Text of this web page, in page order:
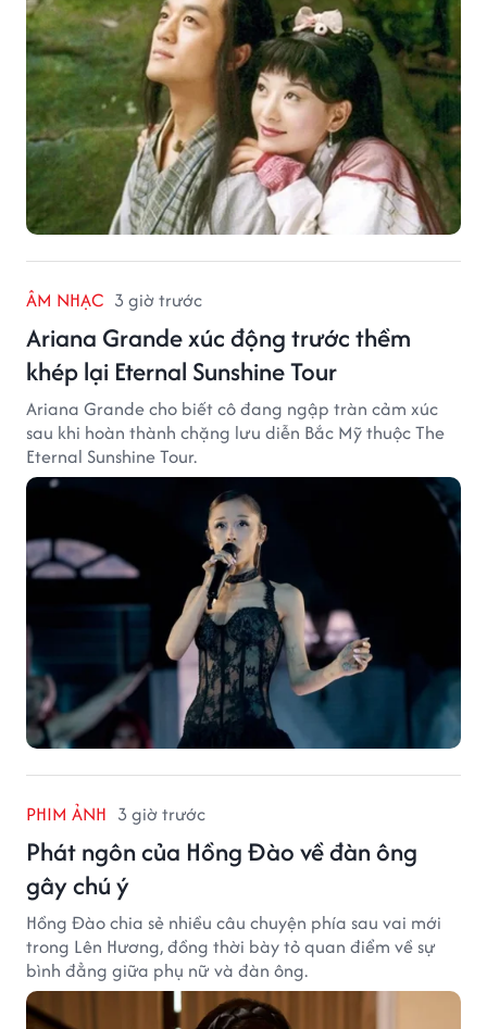
ÂM NHẠC 3 giờ trước
Ariana Grande xúc động trước thềm
khép lại Eternal Sunshine Tour
Ariana Grande cho biết cô đang ngập tràn cảm xúc
sau khi hoàn thành chặng lưu diễn Bắc Mỹ thuộc The
Eternal Sunshine Tour.
PHIM ẢNH 3 giờ trước
Phát ngôn của Hồng Đào về đàn ông
gây chú ý
Hồng Đào chia sẻ nhiều câu chuyện phía sau vai mới
trong Lên Hương, đồng thời bày tỏ quan điểm về sự
bình đẳng giữa phụ nữ và đàn ông.